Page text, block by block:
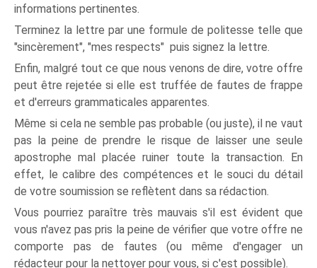
informations pertinentes.
Terminez la lettre par une formule de politesse telle que
"sincèrement", "mes respects" puis signez la lettre.
Enfin, malgré tout ce que nous venons de dire, votre offre
peut être rejetée si elle est truffée de fautes de frappe
et d'erreurs grammaticales apparentes.
Même si cela ne semble pas probable (ou juste), il ne vaut
pas la peine de prendre le risque de laisser une seule
apostrophe mal placée ruiner toute la transaction. En
effet, le calibre des compétences et le souci du détail
de votre soumission se reflètent dans sa rédaction.
Vous pourriez paraître très mauvais s'il est évident que
vous n'avez pas pris la peine de vérifier que votre offre ne
comporte pas de fautes (ou même d'engager un
rédacteur pour la nettoyer pour vous, si c'est possible).